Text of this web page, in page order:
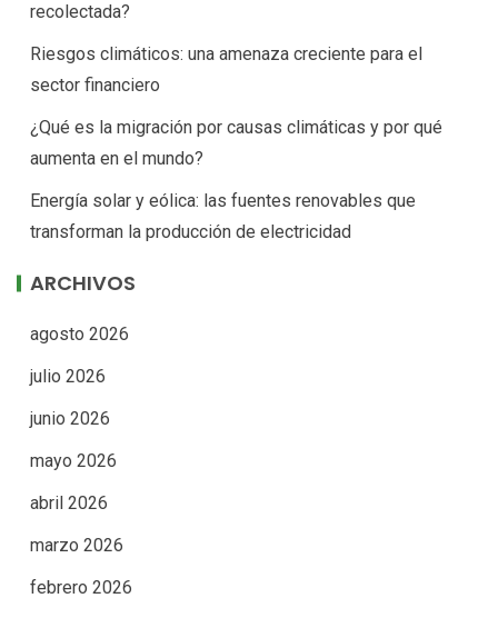
recolectada?
Riesgos climáticos: una amenaza creciente para el
sector financiero
¿Qué es la migración por causas climáticas y por qué
aumenta en el mundo?
Energía solar y eólica: las fuentes renovables que
transforman la producción de electricidad
ARCHIVOS
agosto 2026
julio 2026
junio 2026
mayo 2026
abril 2026
marzo 2026
febrero 2026